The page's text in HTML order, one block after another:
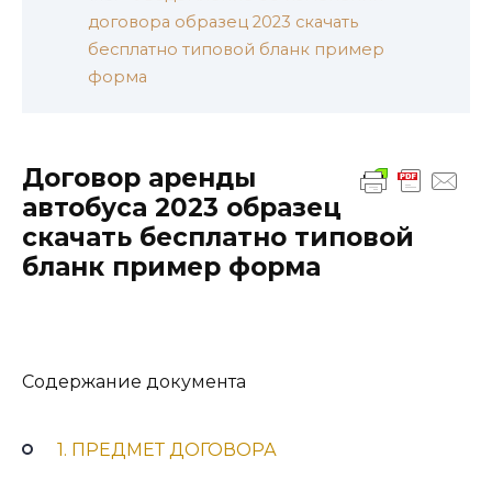
договора образец 2023 скачать
бесплатно типовой бланк пример
форма
Договор аренды
автобуса 2023 образец
скачать бесплатно типовой
бланк пример форма
Содержание документа
1. ПРЕДМЕТ ДОГОВОРА